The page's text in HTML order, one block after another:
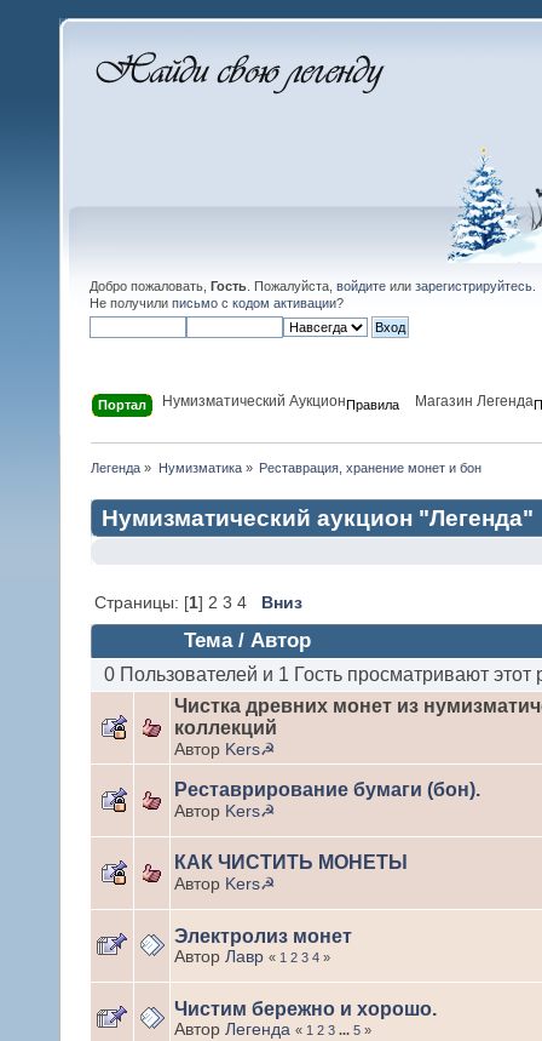
Добро пожаловать, Гость . Пожалуйста, войдите или зарегистрируйтесь
Не получили письмо с кодом активации?
Портал Нумизматический АукционПравила Магазин Легенда
Легенда » Нумизматика» Реставрация, хранение монет и бон
Нумизматический аукцион "Легенда"
Страницы: [1] 2 3 4 Вниз
Тема/ Автор
0 Пользователей и 1 Гость просматривают этот
Чистка древних монет из
коллекций
Автор Kers☭
Реставрирование бумаги (бон).
Автор Kers☭
КАК ЧИСТИТЬ МОНЕТЫ
Автор Kers☭
Электролиз монет
Автор Лавр « 1 2 3 4 »
Чистим бережно и хорошо.
Автор Легенда « 1 2 3 ... 5 »